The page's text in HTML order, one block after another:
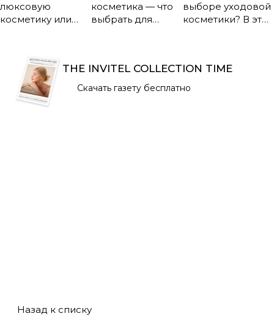
люксовую
косметику или
не хуже? В этой
статье вы узнаете,
чем реально
отличаются
дорогие и
косметика — что
выбрать для
сравниваются
два самых
популярных
выборе уходовой
косметики? В этой
подобрать
средства,
THE INVITEL COLLECTION TIME
Скачать газету бесплатно
Назад к списку